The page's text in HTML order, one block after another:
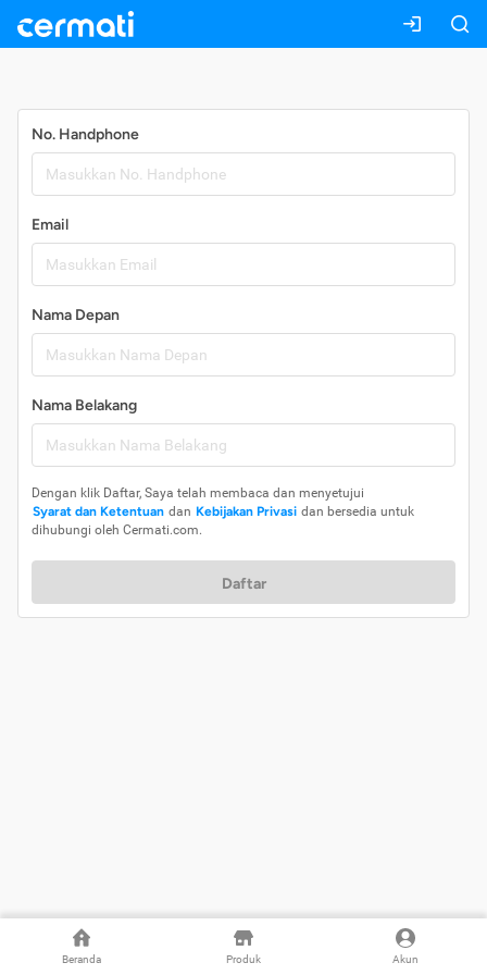
Beranda Produk Akun
No. Handphone
Email
Nama Depan
Nama Belakang
Dengan klik Daftar, Saya telah membaca dan menyetujui
Syarat dan Ketentuan dan Kebijakan Privasi dan bersedia untuk
dihubungi oleh Cermati.com.
Daftar